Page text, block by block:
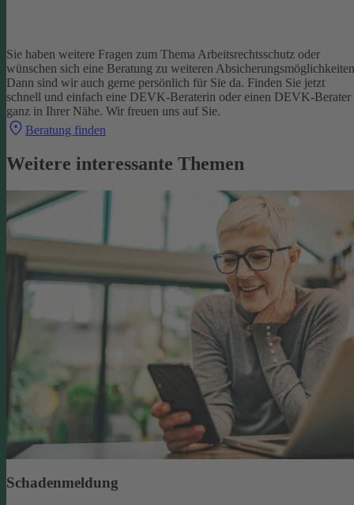
Sie haben weitere Fragen zum Thema Arbeitsrechtsschutz oder
wünschen sich eine Beratung zu weiteren
Dann sind wir auch gerne persönlich für Sie da. Finden Sie jetzt
schnell und einfach eine DEVK-Beraterin oder einen DEVK-Berater
ganz in Ihrer Nähe. Wir freuen uns auf Sie.
Beratung finden
Weitere interessante Themen
Schadenmeldung